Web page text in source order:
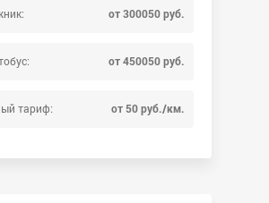
от 300050 руб.
от 450050 руб.
тариф: от 50 руб./км.